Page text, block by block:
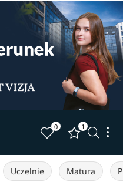
0 1
Uczelnie Matura